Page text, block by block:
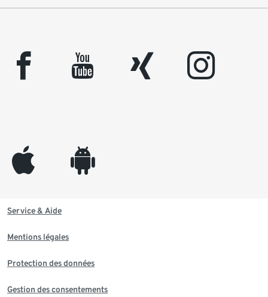
facebook youtube xing instagram
appleinc android
Service & Aide
Mentions légales
Protection des données
Gestion des consentements